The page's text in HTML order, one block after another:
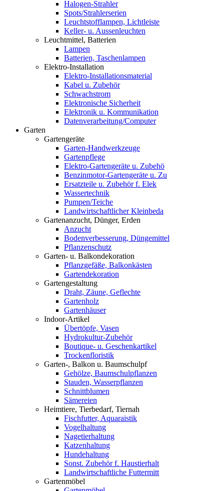
Halogen-Strahler
Spots/Strahlerserien
Leuchtstofflampen, Lichtleiste
Keller- u. Aussenleuchten
Leuchtmittel, Batterien
Lampen
Batterien, Taschenlampen
Elektro-Installation
Elektro-Installationsmaterial
Kabel u. Zubehör
Schwachstrom
Elektronische Sicherheit
Elektronik u. Kommunikation
Datenverarbeitung/Computer
Garten
Gartengeräte
Garten-Handwerkzeuge
Gartenpflege
Elektro-Gartengeräte u. Zubehö
Benzinmotor-Gartengeräte u. Zu
Ersatzteile u. Zubehör f. Elek
Wassertechnik
Pumpen/Teiche
Landwirtschaftlicher Kleinbeda
Gartenanzucht, Dünger, Erden
Anzucht
Bodenverbesserung, Düngemittel
Pflanzenschutz
Garten- u. Balkondekoration
Pflanzgefäße, Balkonkästen
Gartendekoration
Gartengestaltung
Draht, Zäune, Geflechte
Gartenholz
Gartenhäuser
Indoor-Artikel
Übertöpfe, Vasen
Hydrokultur-Zubehör
Boutique- u. Geschenkartikel
Trockenfloristik
Garten-, Balkon u. Baumschulpf
Gehölze, Baumschulpflanzen
Stauden, Wasserpflanzen
Schnittblumen
Sämereien
Heimtiere, Tierbedarf, Tiernah
Fischfutter, Aquaraistik
Vogelhaltung
Nagetierhaltung
Katzenhaltung
Hundehaltung
Sonst. Zubehör f. Haustierhalt
Landwirtschaftliche Futtermitt
Gartenmöbel